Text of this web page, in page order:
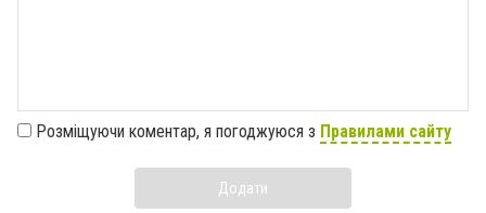
Розміщуючи коментар, я погоджуюся з Правилами сайту
Додати